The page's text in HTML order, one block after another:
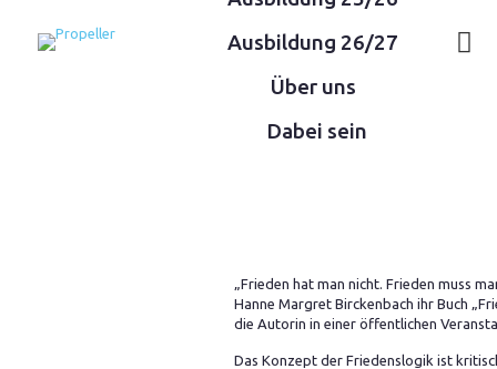
Ausbildung 26/27
Über uns
Dabei sein
„Frieden hat man nicht. Frieden muss
Hanne Margret Birckenbach ihr Buch
die Autorin in einer öffentlichen
Das Konzept der Friedenslogik ist